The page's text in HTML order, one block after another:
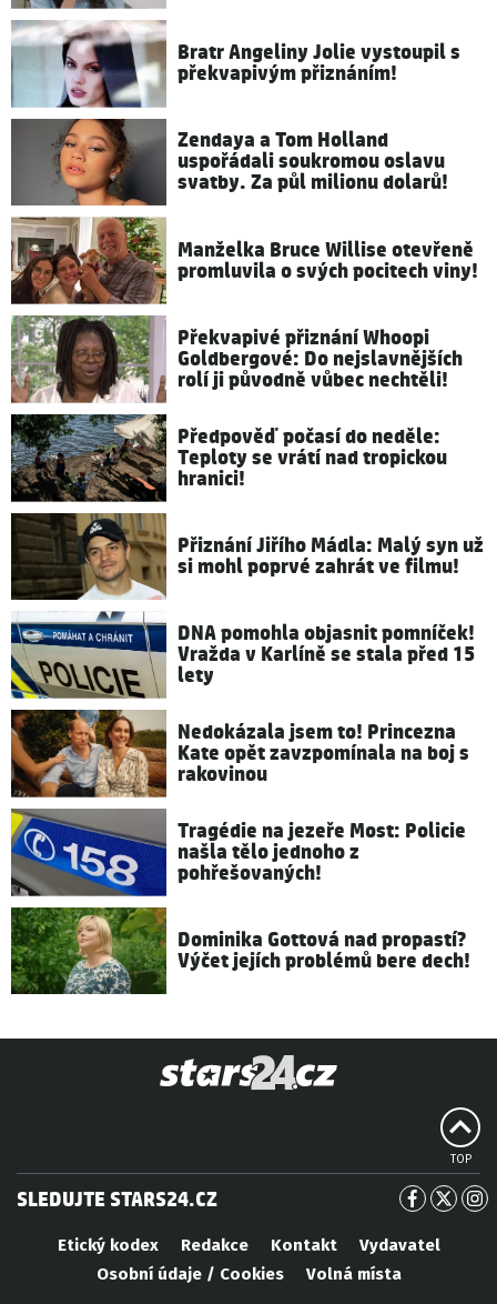
Bratr Angeliny Jolie vystoupil s
překvapivým přiznáním!
Zendaya a Tom Holland
uspořádali soukromou oslavu
svatby. Za půl milionu dolarů!
Manželka Bruce Willise otevřeně
promluvila o svých pocitech viny!
Překvapivé přiznání Whoopi
Goldbergové: Do nejslavnějších
rolí ji původně vůbec nechtěli!
Předpověď počasí do neděle:
Teploty se vrátí nad tropickou
hranici!
Přiznání Jiřího Mádla: Malý syn už
si mohl poprvé zahrát ve filmu!
DNA pomohla objasnit pomníček!
Vražda v Karlíně se stala před 15
lety
Nedokázala jsem to! Princezna
Kate opět zavzpomínala na boj s
rakovinou
Tragédie na jezeře Most: Policie
našla tělo jednoho z
pohřešovaných!
Dominika Gottová nad propastí?
Výčet jejích problémů bere dech!
TOP
SLEDUJTE STARS24.CZ
Etický kodex Redakce Kontakt
Vydavatel
Osobní údaje / Cookies
Volná místa